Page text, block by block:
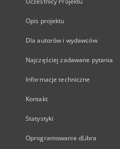
Opis projektu
Dla autorów i wydawców
Najczęściej zadawane pytania
Informacje techniczne
Kontakt
Statystyki
Oprogramowanie dLibra